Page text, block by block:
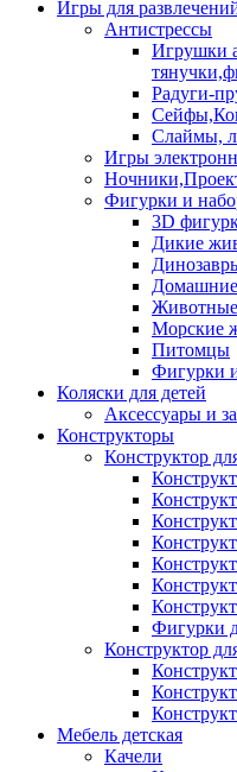
Игры для
Антистрессы
Игрушки
Радуги-
Слаймы,
Игры
Фигурки и
3D
Дикие
Животные
Морские
Питомцы
Фигурки
Коляски для детей
Аксессуары и
Конструкторы
Конструктор
Фигурки
Конструктор
Мебель детская
Качели